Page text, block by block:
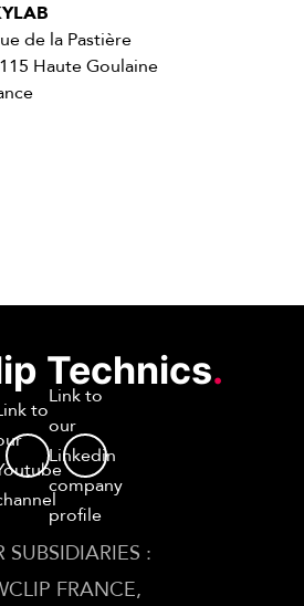
de la Pastière
Haute Goulaine
Technics.
to
Link to
our
Linkedin
company
profile
SUBSIDIARIES :
FRANCE